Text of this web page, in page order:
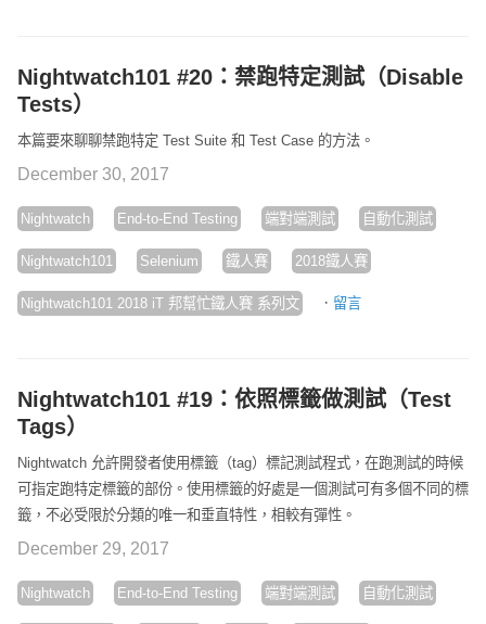
Nightwatch101 #20：禁跑特定測試（Disable
Tests）
本篇要來聊聊禁跑特定 Test Suite 和 Test Case 的方法。
December 30, 2017
Nightwatch End-to-End Testing 端對端測試 自動化測試
Nightwatch101 Selenium 鐵人賽 2018鐵人賽
Nightwatch101 2018 iT 邦幫忙鐵人賽 系列文 · 留言
Nightwatch101 #19：依照標籤做測試（Test
Tags）
Nightwatch 允許開發者使用標籤（tag）標記測試程式，在跑測試的時候
可指定跑特定標籤的部份。使用標籤的好處是一個測試可有多個不同的標
籤，不必受限於分類的唯一和垂直特性，相較有彈性。
December 29, 2017
Nightwatch End-to-End Testing 端對端測試 自動化測試